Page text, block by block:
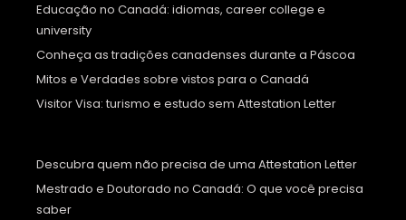
Educação no Canadá: idiomas, career college e
university
Conheça as tradições canadenses durante a Páscoa
Mitos e Verdades sobre vistos para o Canadá
Visitor Visa: turismo e estudo sem Attestation Letter
Descubra quem não precisa de uma Attestation Letter
Mestrado e Doutorado no Canadá: O que você precisa
saber